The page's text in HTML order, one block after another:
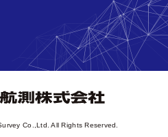
Co.,Ltd. All Rights Reserved.